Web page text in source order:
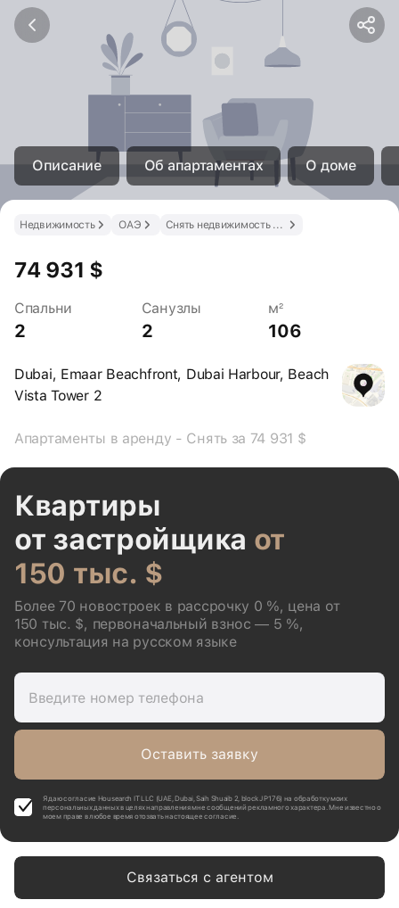
Описание Об апартаментах О доме
Снять недвижимость в ОАЭ
ОАЭ
Недвижимость
74 931 $
Спальни
2
Санузлы
2
м²
106
Dubai, Emaar Beachfront, Dubai Harbour, Beach
Vista Tower 2
Апартаменты в аренду - Снять за 74 931 $
Квартиры
от застройщика от
150 тыс. $
Более 70 новостроек в рассрочку 0 %, цена от
150 тыс. $, первоначальный взнос — 5 %,
консультация на русском языке
Введите номер телефона
Оставить заявку
Я даю согласие Housearch IT LLC (UAE, Dubai, Saih Shuaib 2, block J P176) на обработку моих
персональных данных в целях направления мне сообщений рекламного характера. Мне известно о
моем праве в любое время отозвать настоящее согласие.
Связаться с агентом